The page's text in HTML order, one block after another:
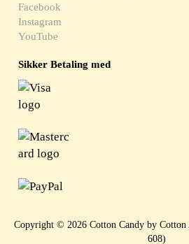
Facebook
Instagram
YouTube
Sikker Betaling med
Copyright © 2026 Cotton Candy by
608)